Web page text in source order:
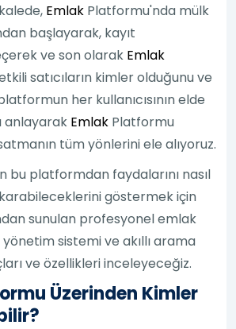
Emlak Platformu'nda mülk
başlayarak, kayıt
ve son olarak Emlak
satıcıların kimler olduğunu ve
her kullanıcısının elde
anlayarak Emlak Platformu
tüm yönlerini ele alıyoruz.
bu platformdan faydalarını nasıl
göstermek için
sunulan profesyonel emlak
yönetim sistemi ve akıllı arama
ve özellikleri inceleyeceğiz.
Üzerinden Kimler